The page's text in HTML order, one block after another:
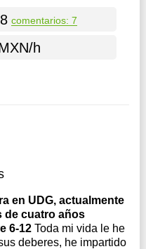
comentarios: 7
h
en UDG, actualmente
de cuatro años
6-12 Toda mi vida le he
deberes, he impartido